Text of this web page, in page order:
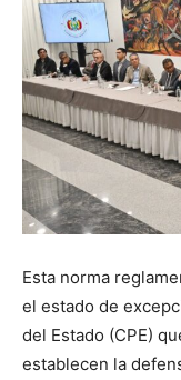
Esta norma
el estado de
del Estado (CPE)
establecen la